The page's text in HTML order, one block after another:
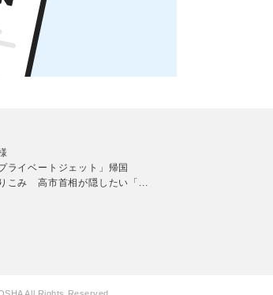
イベートジェット」帰国
こみ 高市首相が隠したい「...